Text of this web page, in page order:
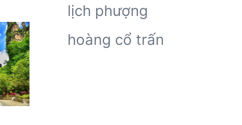
lịch phượng
hoàng cổ trấn